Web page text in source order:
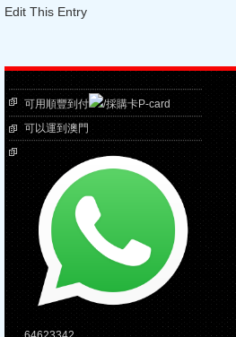
Edit This Entry
可用順豐到付
/採購卡P-card
可以運到澳門